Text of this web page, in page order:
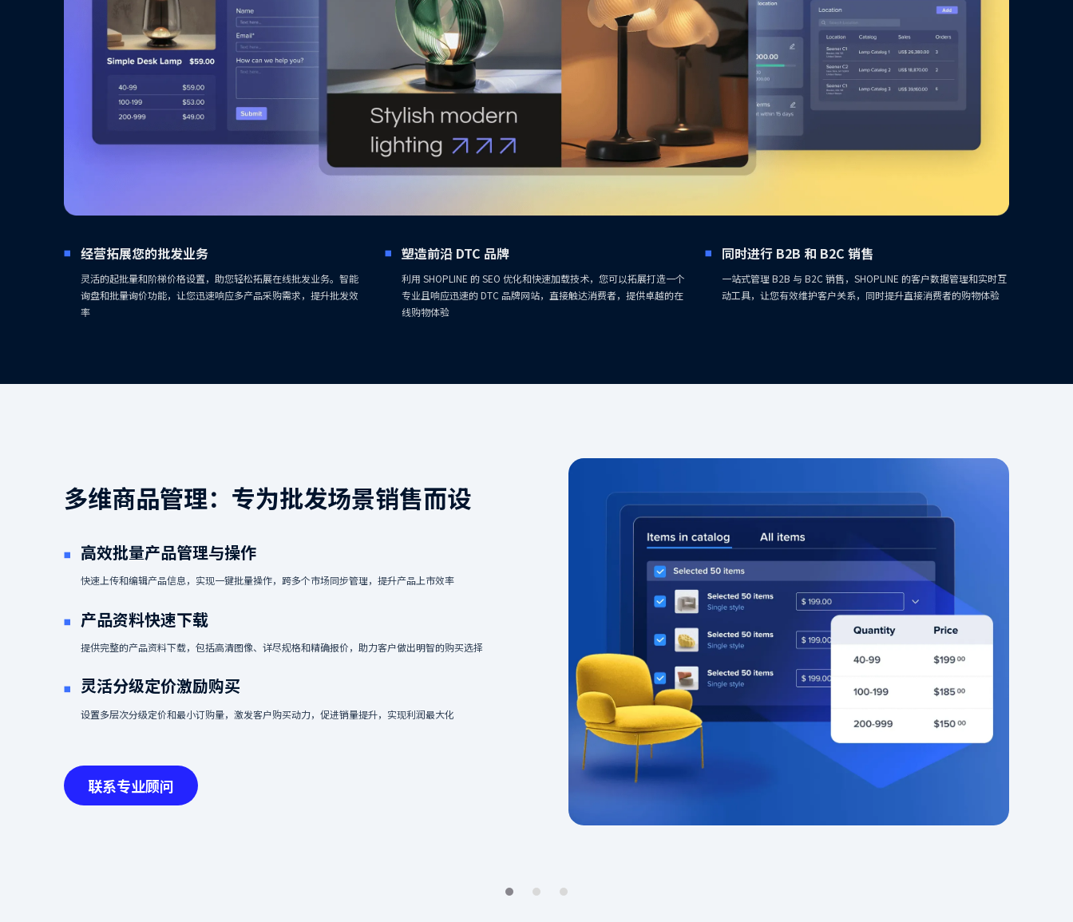
经营拓展您的批发业务
灵活的起批量和阶梯价格设置，助您轻松拓展在线批发业务。智能
询盘和批量询价功能，让您迅速响应多产品采购需求，提升批发效
率
塑造前沿 DTC 品牌
利用 SHOPLINE 的 SEO 优化和快速加载技术，您可以拓展打造一个
专业且响应迅速的 DTC 品牌网站，直接触达消费者，提供卓越的在
线购物体验
同时进行 B2B 和 B2C 销售
一站式管理 B2B 与 B2C 销售，SHOPLINE 的客户数据管理和实时互
动工具，让您有效维护客户关系，同时提升直接消费者的购物体验
定制询盘表格
即时智能通知 批量产品查询
支持一次性查询多种产品，简化客户采购流程
全面数据追踪 实时分析仪表板
洞察访问量和转化率，数据驱动业务决策